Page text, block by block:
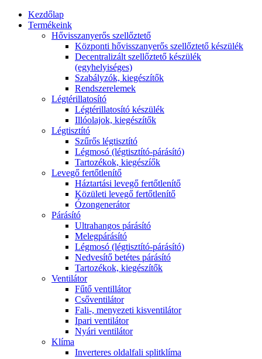
Kezdőlap
Termékeink
Hővisszanyerős szellőztető
Központi hővisszanyerős szellőztető készülék
Decentralizált szellőztető készülék
(egyhelyiséges)
Szabályzók, kiegészítők
Rendszerelemek
Légtérillatosító
Légtérillatosító készülék
Illóolajok, kiegészítők
Légtisztító
Szűrős légtisztító
Légmosó (légtisztító-párásító)
Tartozékok, kiegészíők
Levegő fertőtlenítő
Háztartási levegő fertőtlenítő
Közületi levegő fertőtlenítő
Ózongenerátor
Párásító
Ultrahangos párásító
Melegpárásító
Légmosó (légtisztító-párásító)
Nedvesítő betétes párásító
Tartozékok, kiegészítők
Ventilátor
Fűtő ventillátor
Csőventilátor
Fali-, menyezeti kisventilátor
Ipari ventilátor
Nyári ventilátor
Klíma
Inverteres oldalfali splitklíma